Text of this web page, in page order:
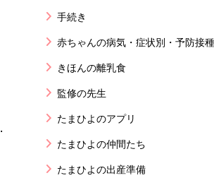
手続き
赤ちゃんの病気・症状別・予防接種
きほんの離乳食
監修の先生
たまひよのアプリ
たまひよの仲間たち
たまひよの出産準備